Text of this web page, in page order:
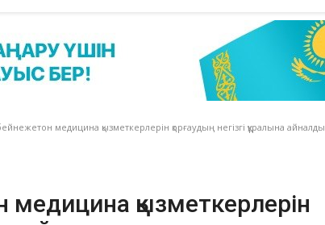
медицина қызметкерлерін қорғаудың негізгі құралына айналды
қызметкерлерін